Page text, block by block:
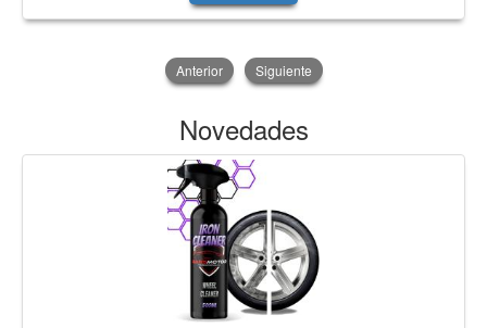
Anterior Siguiente
Novedades